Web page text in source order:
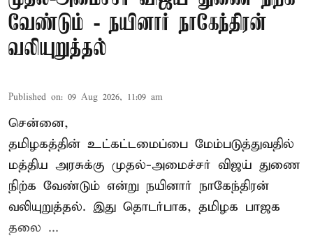
வேண்டும் - நயினார் நாகேந்திரன்
வலியுறுத்தல்
Published on: 09 Aug 2026, 11:09 am
சென்னை,
தமிழகத்தின் உட்கட்டமைப்பை மேம்படுத்துவதில்
மத்திய அரசுக்கு முதல்-அமைச்சர் விஜய் துணை
நிற்க வேண்டும் என்று நயினார் நாகேந்திரன்
வலியுறுத்தல். இது தொடர்பாக, தமிழக பாஜக
தலை ...